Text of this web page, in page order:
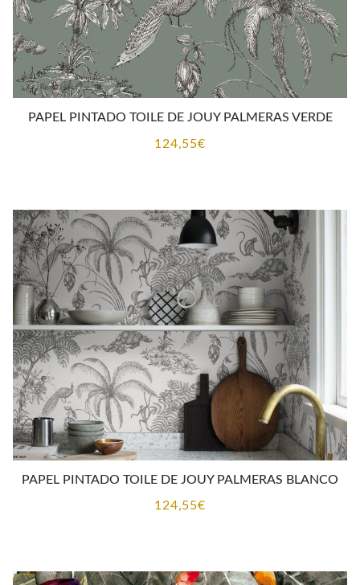
PAPEL PINTADO TOILE DE JOUY PALMERAS VERDE
124,55€
PAPEL PINTADO TOILE DE JOUY PALMERAS BLANCO
124,55€